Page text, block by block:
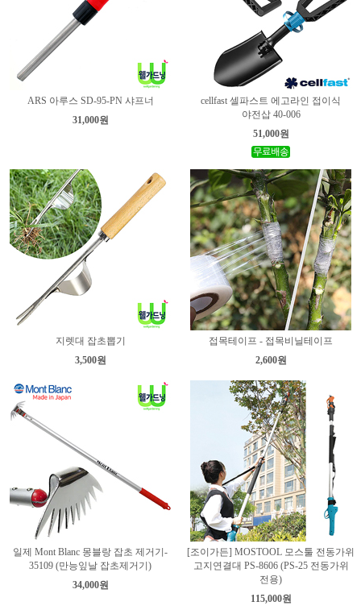
ARS 아루스 SD-95-PN 샤프너
31,000원
cellfast 셀파스트 에고라인 접이식
야전삽 40-006
51,000원
지렛대 잡초뽑기
3,500원
접목테이프 - 접목비닐테이프
2,600원
일제 Mont Blanc 몽블랑 잡초 제거기-
35109 (만능잎날 잡초제거기)
34,000원
[조이가든] MOSTOOL 모스툴 전동가위
고지연결대 PS-8606 (PS-25 전동가위
전용)
115,000원